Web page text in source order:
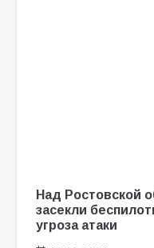
Над Ростовской
засекли
угроза атаки